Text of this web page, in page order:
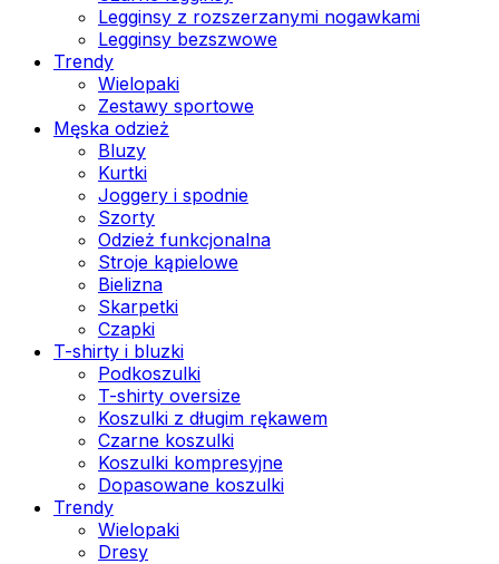
Legginsy z rozszerzanymi nogawkami
Legginsy bezszwowe
Trendy
Wielopaki
Zestawy sportowe
Męska odzież
Bluzy
Kurtki
Joggery i spodnie
Szorty
Odzież funkcjonalna
Stroje kąpielowe
Bielizna
Skarpetki
Czapki
T-shirty i bluzki
Podkoszulki
T-shirty oversize
Koszulki z długim rękawem
Czarne koszulki
Koszulki kompresyjne
Dopasowane koszulki
Trendy
Wielopaki
Dresy